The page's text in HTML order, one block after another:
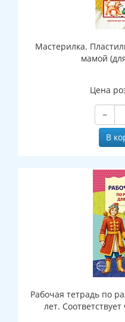
Мастерилка.
мамой
Цена
−
В
Рабочая тетрадь по
лет.